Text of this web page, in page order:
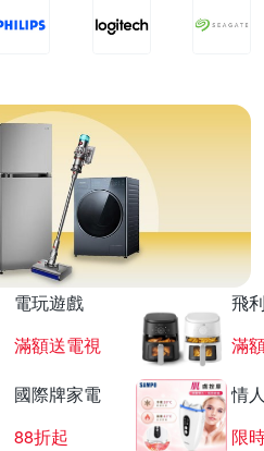
電玩遊戲
滿額送電視
飛
滿
國際牌家電
88折起
情
限